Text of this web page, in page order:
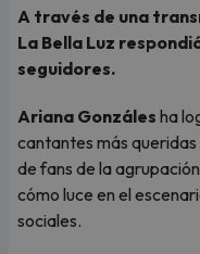
A través de una
La Bella Luz
seguidores.
Ariana Gonzáles ha
cantantes más queridas
de fans de la
cómo luce en el
sociales.